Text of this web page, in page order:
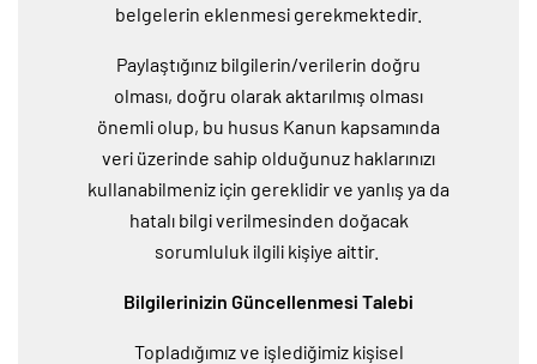
belgelerin eklenmesi gerekmektedir.
Paylaştığınız bilgilerin/verilerin doğru
olması, doğru olarak aktarılmış olması
önemli olup, bu husus Kanun kapsamında
veri üzerinde sahip olduğunuz haklarınızı
kullanabilmeniz için gereklidir ve yanlış ya da
hatalı bilgi verilmesinden doğacak
sorumluluk ilgili kişiye aittir.
Bilgilerinizin Güncellenmesi Talebi
Topladığımız ve işlediğimiz kişisel